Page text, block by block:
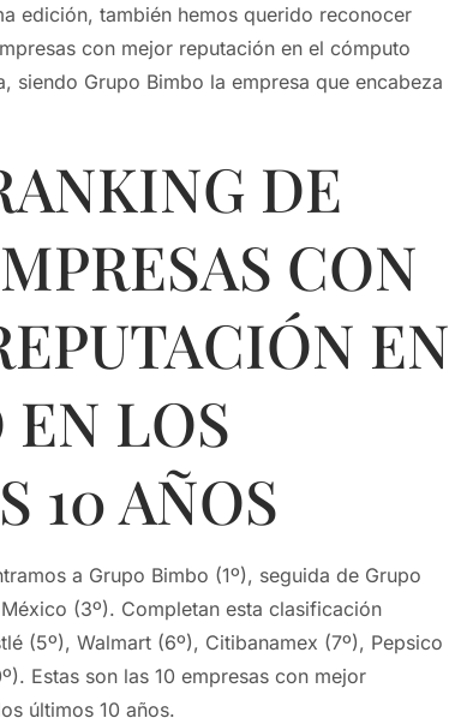
edición, también hemos querido reconocer
con mejor reputación en el cómputo
siendo Grupo Bimbo la empresa que encabeza
DE
CON
EN
LOS
10 AÑOS
a Grupo Bimbo (1º), seguida de Grupo
(3º). Completan esta clasificación
(5º), Walmart (6º), Citibanamex (7º), Pepsico
Estas son las 10 empresas con mejor
últimos 10 años.